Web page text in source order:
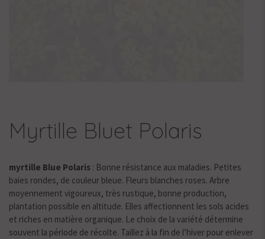
Myrtille Bluet Polaris
myrtille Blue Polaris : Bonne résistance aux maladies. Petites
baies rondes, de couleur bleue. Fleurs blanches roses. Arbre
moyennement vigoureux, très rustique, bonne production,
plantation possible en altitude. Elles affectionnent les sols acides
et riches en matière organique. Le choix de la variété détermine
souvent la période de récolte. Taillez à la fin de l’hiver pour enlever